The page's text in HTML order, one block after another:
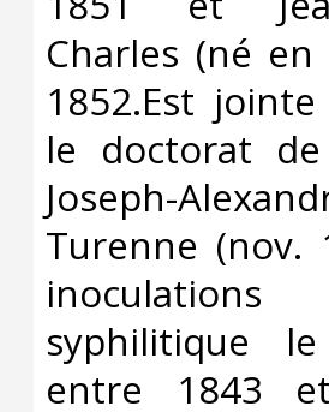
Charles (né
1852.Est
le doctorat
Joseph-
Turenne (nov.
syphilitique
entre 1843